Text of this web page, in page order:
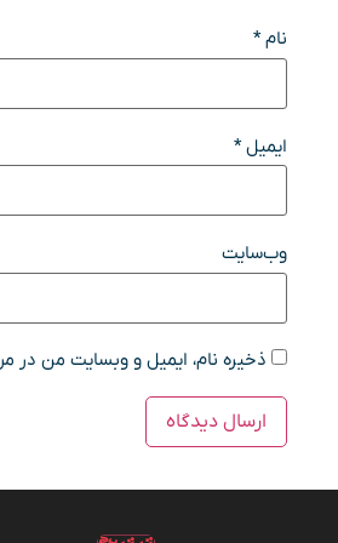
نام*
ایمیل*
وب‌سایت
ذخیره نام، ایمیل و وبسایت من در